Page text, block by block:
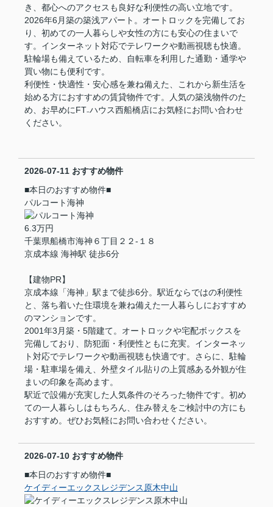
き、都心へのアクセスも良好な利便性の高い立地です。
2026年6月築の築浅アパート。オートロックを完備してお
り、初めての一人暮らしや女性の方にも安心の住まいで
す。インターネット対応でテレワークや動画視聴も快適。
駐輪場も備えているため、自転車を利用した通勤・通学や
買い物にも便利です。
利便性・快適性・安心感を兼ね備えた、これから新生活を
始める方におすすめの賃貸物件です。人気の築浅物件のた
め、お早めにFT₋ハウス西船橋店にお気軽にお問い合わせ
ください。
2026-07-11 おすすめ物件
■本日のおすすめ物件■
パルコート海神
6.3万円
千葉県船橋市海神６丁目２２-１８
京成本線 海神駅 徒歩6分
【建物PR】
京成本線「海神」駅まで徒歩6分。駅近ならではの利便性
と、落ち着いた住環境を兼ね備えた一人暮らしにおすすめ
のマンションです。
2001年3月築・5階建て。オートロックや宅配ボックスを
完備しており、防犯面・利便性ともに充実。インターネッ
ト対応でテレワークや動画視聴も快適です。さらに、駐輪
場・駐車場を備え、外壁タイル貼りの上質感ある外観が住
まいの印象を高めます。
駅近で設備が充実した人気条件のそろった物件です。初め
ての一人暮らしはもちろん、住み替えをご検討中の方にも
おすすめ。ぜひお気軽にお問い合わせください。
2026-07-10 おすすめ物件
■本日のおすすめ物件■
ケイディーエックスレジデンス原木中山